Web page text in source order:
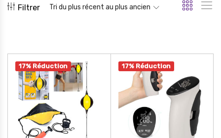
Filtrer Tri du plus récent au plus ancien
17% Réduction 17% Réduction